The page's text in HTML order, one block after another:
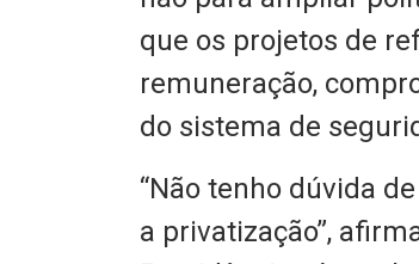
que os projetos de
remuneração,
do sistema de
“Não tenho dúvida
a privatização”,